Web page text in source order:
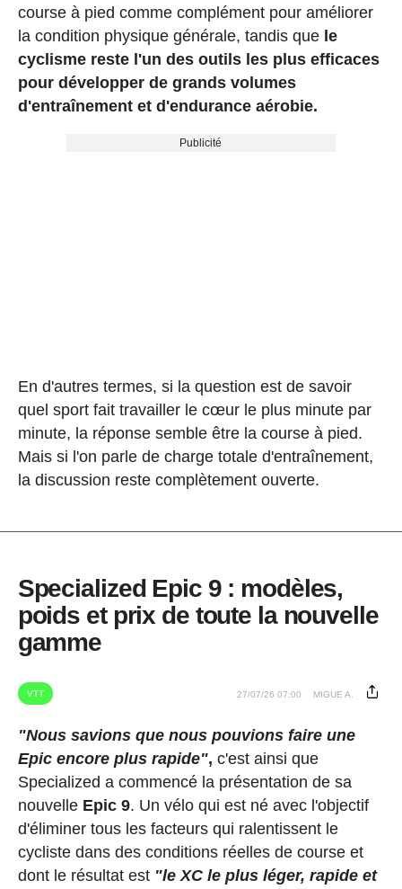
course à pied comme complément pour améliorer
la condition physique générale, tandis que le
cyclisme reste l'un des outils les plus efficaces
pour développer de grands volumes
d'entraînement et d'endurance aérobie.
Publicité
En d'autres termes, si la question est de savoir
quel sport fait travailler le cœur le plus minute par
minute, la réponse semble être la course à pied.
Mais si l'on parle de charge totale d'entraînement,
la discussion reste complètement ouverte.
Specialized Epic 9 : modèles,
poids et prix de toute la nouvelle
gamme
VTT 27/07/26 07:00 MIGUE A.
"Nous savions que nous pouvions faire une
Epic encore plus rapide", c'est ainsi que
Specialized a commencé la présentation de sa
nouvelle Epic 9. Un vélo qui est né avec l'objectif
d'éliminer tous les facteurs qui ralentissent le
cycliste dans des conditions réelles de course et
dont le résultat est "le XC le plus léger, rapide et